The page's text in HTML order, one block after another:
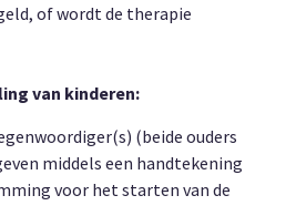
of wordt de therapie
van kinderen:
(beide ouders
middels een handtekening
voor het starten van de